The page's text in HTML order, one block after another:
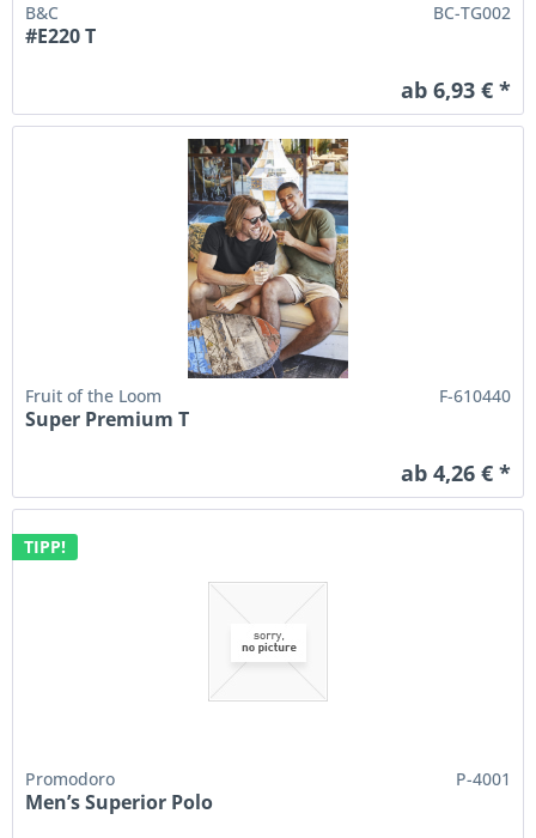
B&C BC-TG002
#E220 T
ab 6,93 € *
Fruit of the Loom F-610440
Super Premium T
ab 4,26 € *
TIPP!
Promodoro P-4001
Men’s Superior Polo